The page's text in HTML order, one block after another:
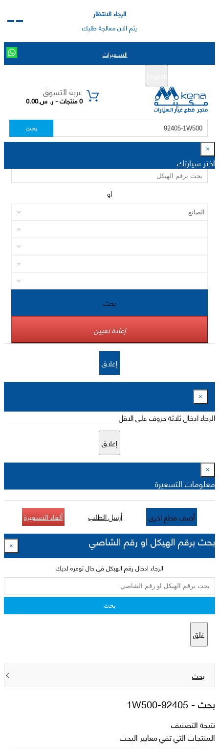
الرجاء الانتظار
يتم الان معالجة طلبك
التسعيرات
عربة التسوق
0 منتجات - ر. س.0.00
بحث
×
اختر سيارتك
او
بحث
إعادة تعيين
إغلاق
×
الرجاء ادخال ثلاثة حروف على الاقل
إغلاق
×
معلومات التسعيرة
أضف قطع اخرى أرسل الطلب ألغاء التسعيرة
بحث برقم الهيكل او رقم الشاصي ×
الرجاء ادخال رقم الهيكل في حال توفره لديك
بحث
غلق
بحث
بحث -92405-1W500
نتيجة التصنيف
المنتجات التي تفي معايير البحث